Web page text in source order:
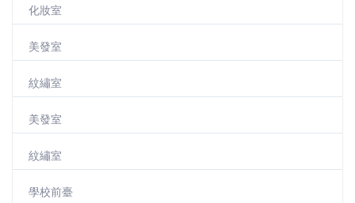
化妝室
美發室
紋繡室
美發室
紋繡室
學校前臺